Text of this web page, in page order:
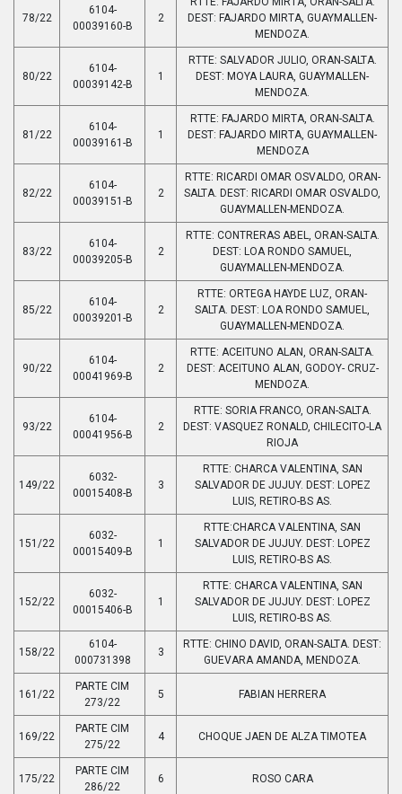
78/22
6104-
00039160-B
2
DEST: FAJARDO MIRTA, GUAYMALLEN-
MENDOZA.
80/22
6104-
00039142-B
1
RTTE: SALVADOR JULIO, ORAN-SALTA.
DEST: MOYA LAURA, GUAYMALLEN-
MENDOZA.
81/22
6104-
00039161-B
1
RTTE: FAJARDO MIRTA, ORAN-SALTA.
DEST: FAJARDO MIRTA, GUAYMALLEN-
MENDOZA
82/22
6104-
00039151-B
2
RTTE: RICARDI OMAR OSVALDO, ORAN-
SALTA. DEST: RICARDI OMAR OSVALDO,
GUAYMALLEN-MENDOZA.
83/22
6104-
00039205-B
2
RTTE: CONTRERAS ABEL, ORAN-SALTA.
DEST: LOA RONDO SAMUEL,
GUAYMALLEN-MENDOZA.
85/22
6104-
00039201-B
2
RTTE: ORTEGA HAYDE LUZ, ORAN-
SALTA. DEST: LOA RONDO SAMUEL,
GUAYMALLEN-MENDOZA.
90/22
6104-
00041969-B
2
RTTE: ACEITUNO ALAN, ORAN-SALTA.
DEST: ACEITUNO ALAN, GODOY- CRUZ-
MENDOZA.
93/22
6104-
00041956-B
2
RTTE: SORIA FRANCO, ORAN-SALTA.
DEST: VASQUEZ RONALD, CHILECITO-LA
RIOJA
149/22
6032-
00015408-B
3
RTTE: CHARCA VALENTINA, SAN
SALVADOR DE JUJUY. DEST: LOPEZ
LUIS, RETIRO-BS AS.
151/22
6032-
00015409-B
1
RTTE:CHARCA VALENTINA, SAN
SALVADOR DE JUJUY. DEST: LOPEZ
LUIS, RETIRO-BS AS.
152/22
6032-
00015406-B
1
RTTE: CHARCA VALENTINA, SAN
SALVADOR DE JUJUY. DEST: LOPEZ
LUIS, RETIRO-BS AS.
158/22
6104-
000731398
3
RTTE: CHINO DAVID, ORAN-SALTA. DEST:
GUEVARA AMANDA, MENDOZA.
161/22
PARTE CIM
273/22
5 FABIAN HERRERA
169/22
PARTE CIM
275/22
4 CHOQUE JAEN DE ALZA TIMOTEA
175/22
PARTE CIM
286/22
6 ROSO CARA